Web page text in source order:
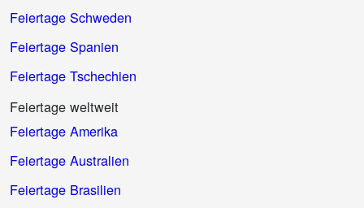
Feiertage Schweden
Feiertage Spanien
Feiertage Tschechien
Feiertage weltweit
Feiertage Amerika
Feiertage Australien
Feiertage Brasilien